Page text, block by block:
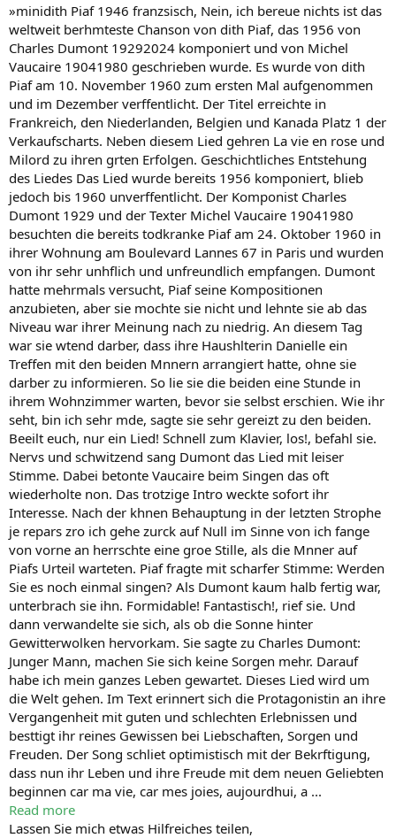
»minidith Piaf 1946 franzsisch, Nein, ich bereue nichts ist das
weltweit berhmteste Chanson von dith Piaf, das 1956 von
Charles Dumont 19292024 komponiert und von Michel
Vaucaire 19041980 geschrieben wurde. Es wurde von dith
Piaf am 10. November 1960 zum ersten Mal aufgenommen
und im Dezember verffentlicht. Der Titel erreichte in
Frankreich, den Niederlanden, Belgien und Kanada Platz 1 der
Verkaufscharts. Neben diesem Lied gehren La vie en rose und
Milord zu ihren grten Erfolgen. Geschichtliches Entstehung
des Liedes Das Lied wurde bereits 1956 komponiert, blieb
jedoch bis 1960 unverffentlicht. Der Komponist Charles
Dumont 1929 und der Texter Michel Vaucaire 19041980
besuchten die bereits todkranke Piaf am 24. Oktober 1960 in
ihrer Wohnung am Boulevard Lannes 67 in Paris und wurden
von ihr sehr unhflich und unfreundlich empfangen. Dumont
hatte mehrmals versucht, Piaf seine Kompositionen
anzubieten, aber sie mochte sie nicht und lehnte sie ab das
Niveau war ihrer Meinung nach zu niedrig. An diesem Tag
war sie wtend darber, dass ihre Haushlterin Danielle ein
Treffen mit den beiden Mnnern arrangiert hatte, ohne sie
darber zu informieren. So lie sie die beiden eine Stunde in
ihrem Wohnzimmer warten, bevor sie selbst erschien. Wie ihr
seht, bin ich sehr mde, sagte sie sehr gereizt zu den beiden.
Beeilt euch, nur ein Lied! Schnell zum Klavier, los!, befahl sie.
Nervs und schwitzend sang Dumont das Lied mit leiser
Stimme. Dabei betonte Vaucaire beim Singen das oft
wiederholte non. Das trotzige Intro weckte sofort ihr
Interesse. Nach der khnen Behauptung in der letzten Strophe
je repars zro ich gehe zurck auf Null im Sinne von ich fange
von vorne an herrschte eine groe Stille, als die Mnner auf
Piafs Urteil warteten. Piaf fragte mit scharfer Stimme: Werden
Sie es noch einmal singen? Als Dumont kaum halb fertig war,
unterbrach sie ihn. Formidable! Fantastisch!, rief sie. Und
dann verwandelte sie sich, als ob die Sonne hinter
Gewitterwolken hervorkam. Sie sagte zu Charles Dumont:
Junger Mann, machen Sie sich keine Sorgen mehr. Darauf
habe ich mein ganzes Leben gewartet. Dieses Lied wird um
die Welt gehen. Im Text erinnert sich die Protagonistin an ihre
Vergangenheit mit guten und schlechten Erlebnissen und
besttigt ihr reines Gewissen bei Liebschaften, Sorgen und
Freuden. Der Song schliet optimistisch mit der Bekrftigung,
dass nun ihr Leben und ihre Freude mit dem neuen Geliebten
beginnen car ma vie, car mes joies, aujourdhui, a ...
Read more
Lassen Sie mich etwas Hilfreiches teilen,